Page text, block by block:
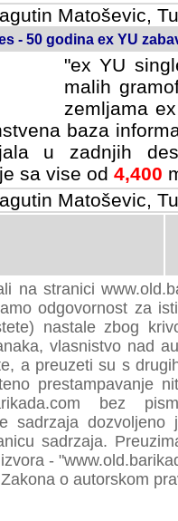
Matoševic,
- 50 godina ex YU
"ex YU
malih
zemljama
baza
u zadnjih
sa vise od 4,400
Matoševic,
na stranici
odgovornost za
nastale zbog
vlasnistvo nad
a preuzeti su s
prestampavanje
bez
sadrzaja
sadrzaja.
-
o autorskom